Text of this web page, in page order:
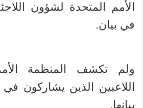
الأمم المتحدة لشؤون
في بيان.
ولم تكشف المنظمة
اللاعبين الذين يشاركون
بيانها.